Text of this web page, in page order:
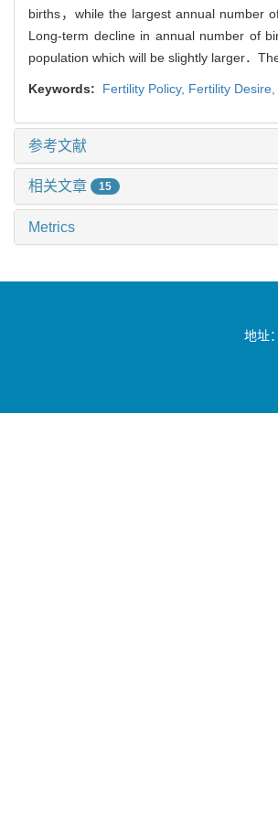
births，while the largest annual number
Long-term decline in annual number of
population which will be slightly larger．
Keywords: Fertility Policy, Fertility Desire,
参考文献
相关文章 15
Metrics
地址